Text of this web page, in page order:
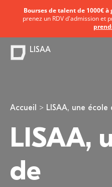
Vous êtes ici
Accueil LISAA, une
LISAA,
de
Bourses de talent de 1000€ à
prenez un RDV d'admission et
LISAA